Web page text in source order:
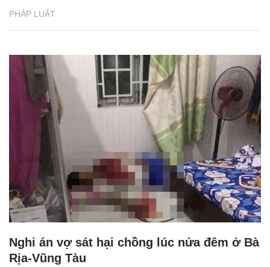
PHÁP LUẬT
Nghi án vợ sát hại chồng lúc nửa đêm ở Bà
Rịa-Vũng Tàu